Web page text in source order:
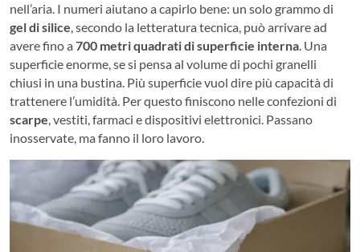
nell’aria. I numeri aiutano a capirlo bene: un solo grammo di
gel di silice, secondo la letteratura tecnica, può arrivare ad
avere fino a 700 metri quadrati di superficie interna. Una
superficie enorme, se si pensa al volume di pochi granelli
chiusi in una bustina. Più superficie vuol dire più capacità di
trattenere l’umidità. Per questo finiscono nelle confezioni di
scarpe, vestiti, farmaci e dispositivi elettronici. Passano
inosservate, ma fanno il loro lavoro.